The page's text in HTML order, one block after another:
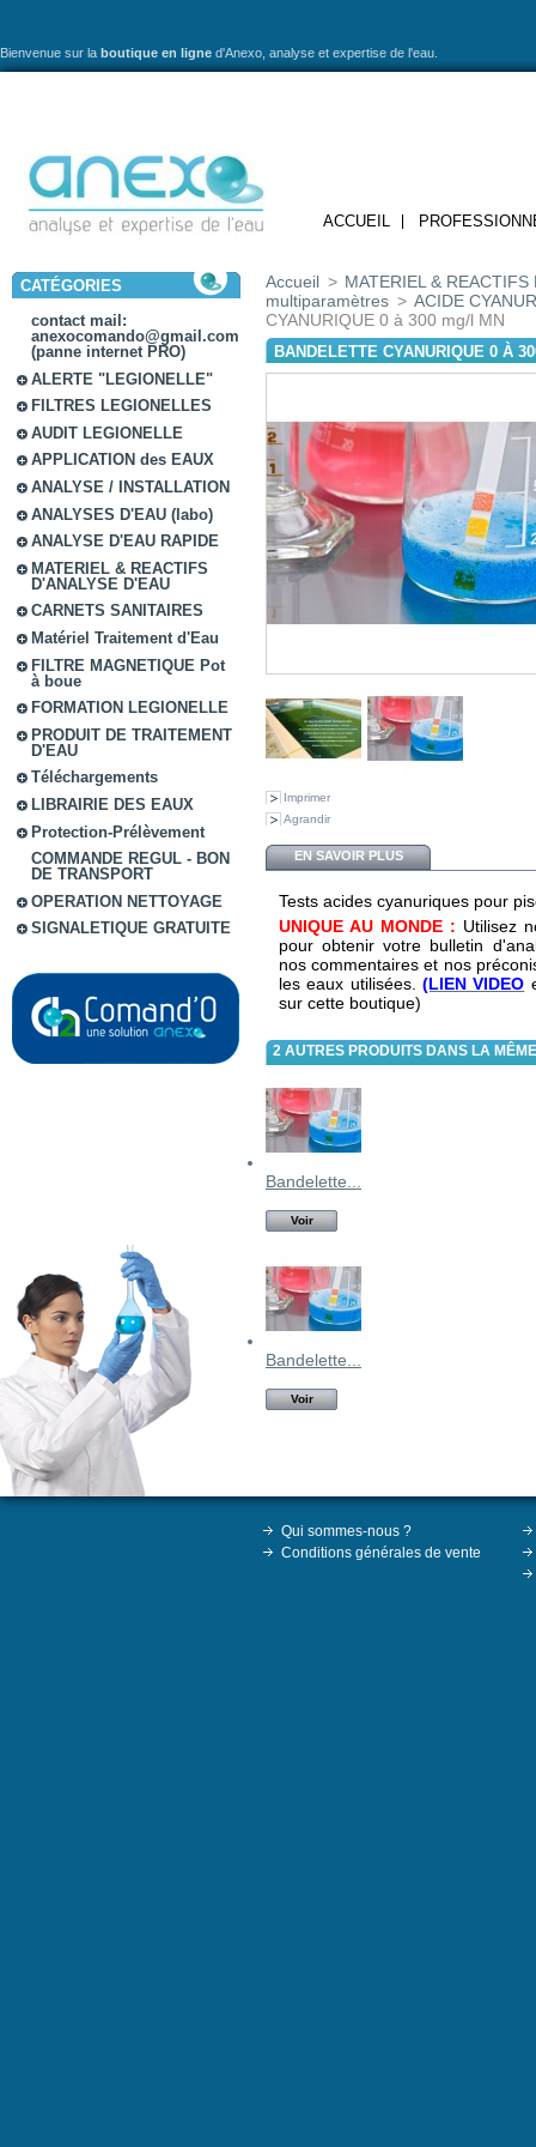
Bienvenue sur la boutique en ligne d'Anexo, analyse et expertise de l'eau.
ACCUEIL
CATÉGORIES
contact mail:
anexocomando@gmail.com
(panne internet PRO)
ALERTE "LEGIONELLE"
FILTRES LEGIONELLES
AUDIT LEGIONELLE
APPLICATION des EAUX
ANALYSE / INSTALLATION
ANALYSES D'EAU (labo)
ANALYSE D'EAU RAPIDE
MATERIEL & REACTIFS
D'ANALYSE D'EAU
CARNETS SANITAIRES
Matériel Traitement d'Eau
FILTRE MAGNETIQUE Pot
à boue
FORMATION LEGIONELLE
PRODUIT DE TRAITEMENT
D'EAU
Téléchargements
LIBRAIRIE DES EAUX
Protection-Prélèvement
COMMANDE REGUL - BON
DE TRANSPORT
OPERATION NETTOYAGE
SIGNALETIQUE GRATUITE
Accueil > MATERIEL & REACTIFS
multiparamètres > ACIDE
CYANURIQUE 0 à 300 mg/l MN
BANDELETTE CYANURIQUE 0 À
Imprimer
Agrandir
EN SAVOIR PLUS
Tests acides cyanuriques pour
UNIQUE AU MONDE : Utilisez
pour obtenir votre bulletin
nos commentaires et nos
les eaux utilisées. (LIEN VIDEO
sur cette boutique)
2 AUTRES PRODUITS DANS LA
Bandelette...
Voir
Bandelette...
Voir
Qui sommes-nous ?
Conditions générales de vente